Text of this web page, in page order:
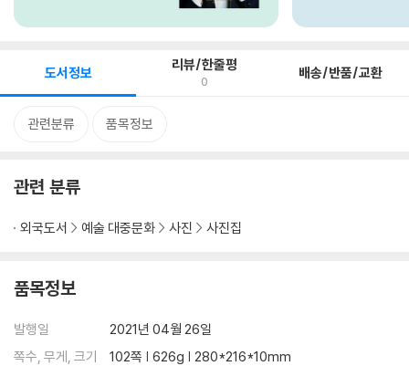
도서정보 리뷰/한줄평
0 배송/반품/교환
관련분류 품목정보
관련 분류
외국도서 예술 대중문화 사진 사진집
품목정보
발행일
2021년 04월 26일
쪽수, 무게, 크기
102쪽 | 626g | 280*216*10mm